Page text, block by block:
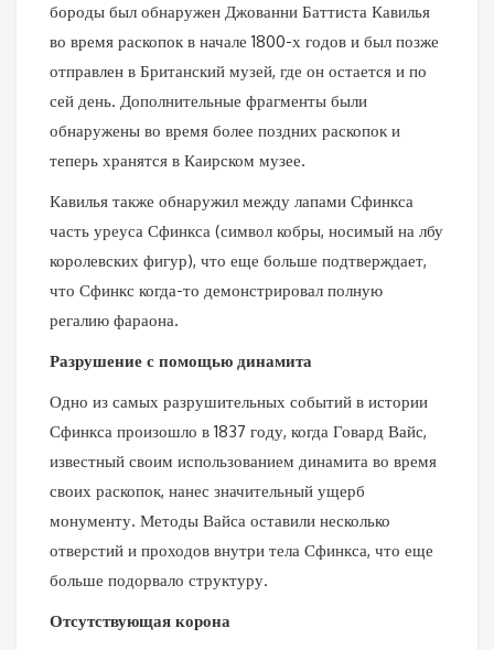
бороды был обнаружен Джованни Баттиста Кавилья
во время раскопок в начале 1800-х годов и был позже
отправлен в Британский музей, где он остается и по
сей день. Дополнительные фрагменты были
обнаружены во время более поздних раскопок и
теперь хранятся в Каирском музее.
Кавилья также обнаружил между лапами Сфинкса
часть уреуса Сфинкса (символ кобры, носимый на лбу
королевских фигур), что еще больше подтверждает,
что Сфинкс когда-то демонстрировал полную
регалию фараона.
Разрушение с помощью динамита
Одно из самых разрушительных событий в истории
Сфинкса произошло в 1837 году, когда Говард Вайс,
известный своим использованием динамита во время
своих раскопок, нанес значительный ущерб
монументу. Методы Вайса оставили несколько
отверстий и проходов внутри тела Сфинкса, что еще
больше подорвало структуру.
Отсутствующая корона